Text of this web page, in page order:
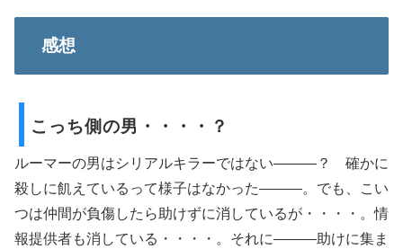
感想
こっち側の男・・・・？
ルーマーの男はシリアルキラーではない―――？ 確かに
殺しに飢えているって様子はなかった―――。でも、こい
つは仲間が負傷したら助けずに消しているが・・・・。情
報提供者も消している・・・・。それに―――助けに集ま